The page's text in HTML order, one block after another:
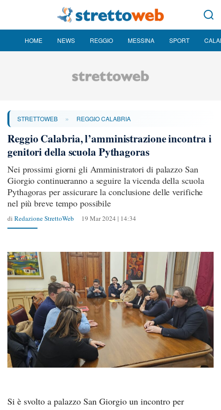
HOME NEWS REGGIO MESSINA SPORT
STRETTOWEB » REGGIO CALABRIA
Reggio Calabria, l’amministrazione incontra i
genitori della scuola Pythagoras
Nei prossimi giorni gli Amministratori di palazzo San
Giorgio continueranno a seguire la vicenda della scuola
Pythagoras per assicurare la conclusione delle verifiche
nel più breve tempo possibile
di Redazione StrettoWeb 19 Mar 2024 | 14:34
Si è svolto a palazzo San Giorgio un incontro per